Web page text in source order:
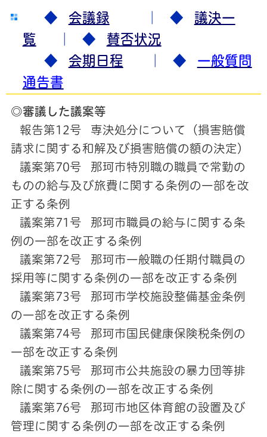
◆ 会議録 ｜ ◆ 議決一
覧 ｜ ◆ 賛否状況
◆ 会期日程 ｜ ◆ 一般質問
通告書
◎審議した議案等
報告第12号 専決処分について（損害賠償
請求に関する和解及び損害賠償の額の決定）
議案第70号 那珂市特別職の職員で常勤の
ものの給与及び旅費に関する条例の一部を改
正する条例
議案第71号 那珂市職員の給与に関する条
例の一部を改正する条例
議案第72号 那珂市一般職の任期付職員の
採用等に関する条例の一部を改正する条例
議案第73号 那珂市学校施設整備基金条例
の一部を改正する条例
議案第74号 那珂市国民健康保険税条例の
一部を改正する条例
議案第75号 那珂市公共施設の暴力団等排
除に関する条例の一部を改正する条例
議案第76号 那珂市地区体育館の設置及び
管理に関する条例の一部を改正する条例